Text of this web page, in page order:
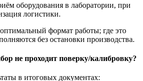
оборудования в лаборатории, при
логистики.
формат работы; где это
без остановки производства.
не проходит поверку/калибровку?
в итоговых документах: